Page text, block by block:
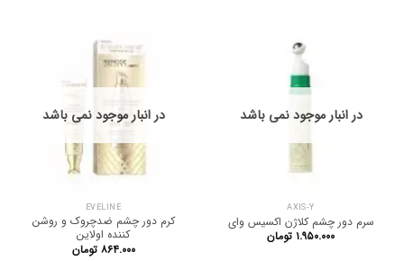
در انبار موجود نمی باشد
AXIS-Y
سرم دور چشم کلاژن اکسیس وای
۱.۹۵۰.۰۰۰ تومان
در انبار موجود نمی باشد
EVELINE
کرم دور چشم ضدچروک و روشن
کننده اولاین
۸۶۴.۰۰۰ تومان